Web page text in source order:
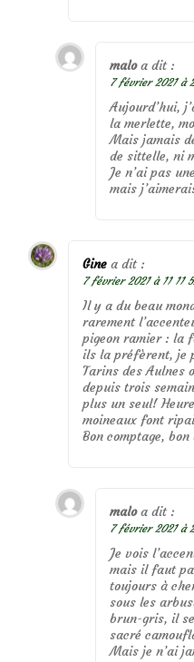
malo a dit :
7 février 2021 à
Aujourd’hui,
la merlette,
Mais jamais
de sittelle, ni
Je n’ai pas
mais
Gine a dit :
7 février 2021 à 11 11
Il y a du beau
rarement
pigeon ramier : la
ils la préfèrent, je
Tarins des Aulnes
depuis trois
plus un seul!
moineaux font
Bon comptage,
malo a dit :
7 février 2021 à
Je vois
mais il faut
toujours à
sous les
brun-gris, il
sacré
Mais je n’ai